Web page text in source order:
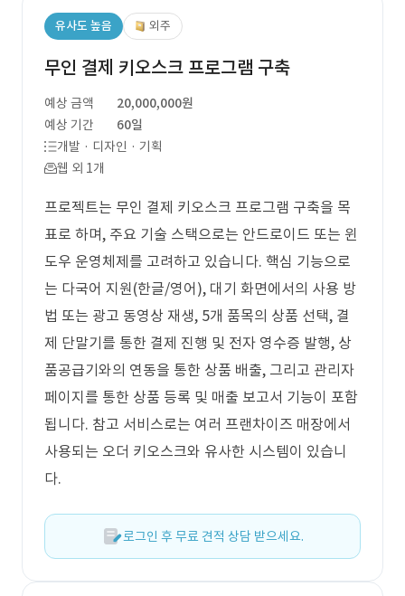
유사도 높음 외주
무인 결제 키오스크 프로그램 구축
예상 금액
20,000,000원
예상 기간
60일
개발 · 디자인 · 기획
웹 외 1개
프로젝트는 무인 결제 키오스크 프로그램 구축을 목
표로 하며, 주요 기술 스택으로는 안드로이드 또는 윈
도우 운영체제를 고려하고 있습니다. 핵심 기능으로
는 다국어 지원(한글/영어), 대기 화면에서의 사용 방
법 또는 광고 동영상 재생, 5개 품목의 상품 선택, 결
제 단말기를 통한 결제 진행 및 전자 영수증 발행, 상
품공급기와의 연동을 통한 상품 배출, 그리고 관리자
페이지를 통한 상품 등록 및 매출 보고서 기능이 포함
됩니다. 참고 서비스로는 여러 프랜차이즈 매장에서
사용되는 오더 키오스크와 유사한 시스템이 있습니
다.
로그인 후 무료 견적 상담 받으세요.